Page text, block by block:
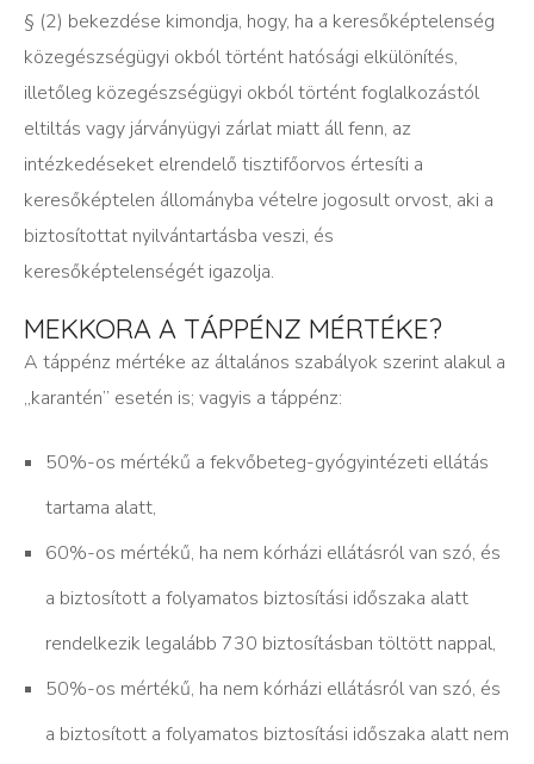
§ (2) bekezdése kimondja, hogy, ha a keresőképtelenség
közegészségügyi okból történt hatósági elkülönítés,
illetőleg közegészségügyi okból történt foglalkozástól
eltiltás vagy járványügyi zárlat miatt áll fenn, az
intézkedéseket elrendelő tisztifőorvos értesíti a
keresőképtelen állományba vételre jogosult orvost, aki a
biztosítottat nyilvántartásba veszi, és
keresőképtelenségét igazolja.
MEKKORA A TÁPPÉNZ MÉRTÉKE?
A táppénz mértéke az általános szabályok szerint alakul a
„karantén” esetén is; vagyis a táppénz:
50%-os mértékű a fekvőbeteg-gyógyintézeti ellátás
tartama alatt,
60%-os mértékű, ha nem kórházi ellátásról van szó, és
a biztosított a folyamatos biztosítási időszaka alatt
rendelkezik legalább 730 biztosításban töltött nappal,
50%-os mértékű, ha nem kórházi ellátásról van szó, és
a biztosított a folyamatos biztosítási időszaka alatt nem